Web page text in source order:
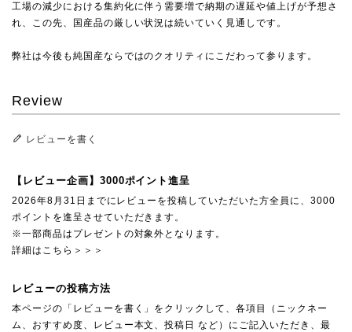
工場の減少における集約化に伴う需要増で納期の遅延や値上げが予想さ
れ、この先、国産品の厳しい状況は続いていく見通しです。
弊社は今後も純国産ならではのクオリティにこだわって参ります。
Review
レビューを書く
【レビュー企画】3000ポイント進呈
2026年8月31日までにレビューを投稿していただいた方全員に、3000
ポイントを進呈させていただきます。
※一部商品はプレゼントの対象外となります。
詳細はこちら＞＞＞
レビューの投稿方法
本ページの「レビューを書く」をクリックして、各項目（ニックネー
ム、おすすめ度、レビュー本文、投稿日 など）にご記入いただき、最